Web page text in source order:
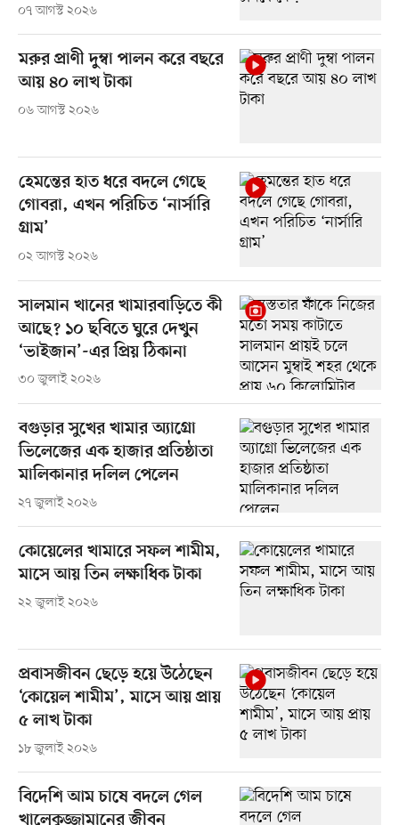
০৭ আগস্ট ২০২৬
মরুর প্রাণী দুম্বা পালন করে বছরে
আয় ৪০ লাখ টাকা
০৬ আগস্ট ২০২৬
হেমন্তের হাত ধরে বদলে গেছে
গোবরা, এখন পরিচিত ‘নার্সারি
গ্রাম’
০২ আগস্ট ২০২৬
সালমান খানের খামারবাড়িতে কী
আছে? ১০ ছবিতে ঘুরে দেখুন
‘ভাইজান’-এর প্রিয় ঠিকানা
৩০ জুলাই ২০২৬
বগুড়ার সুখের খামার অ্যাগ্রো
ভিলেজের এক হাজার প্রতিষ্ঠাতা
মালিকানার দলিল পেলেন
২৭ জুলাই ২০২৬
কোয়েলের খামারে সফল শামীম,
মাসে আয় তিন লক্ষাধিক টাকা
২২ জুলাই ২০২৬
প্রবাসজীবন ছেড়ে হয়ে উঠেছেন
‘কোয়েল শামীম’, মাসে আয় প্রায়
৫ লাখ টাকা
১৮ জুলাই ২০২৬
বিদেশি আম চাষে বদলে গেল